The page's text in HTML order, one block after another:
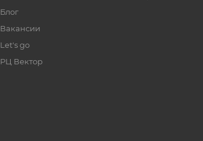
Блог
Вакансии
Let's go
РЦ Вектор